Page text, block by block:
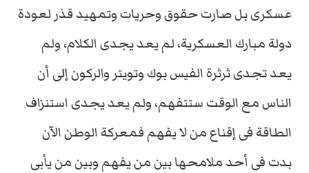
عسكرى بل صارت حقوق وحريات وتمهيد قذر لعودة
دولة مبارك العسكرية، لم يعد يجدى الكلام، ولم
يعد تجدى ثرثرة الفيس بوك وتويتر والركون إلى أن
الناس مع الوقت ستتفهم، ولم يعد يجدى استنزاف
الطاقة فى إقناع من لا يفهم فمعركة الوطن الآن
بدت فى أحد ملامحها بين من يفهم وبين من يأبى